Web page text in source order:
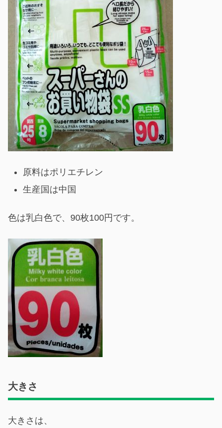
原料はポリエチレン
生産国は中国
色は乳白色で、90枚100円です。
大きさ
大きさは、